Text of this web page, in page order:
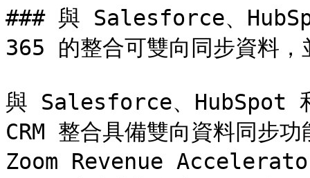
### 與 Salesforce、
365 的整合可雙向同步資料，
與 Salesforce、HubSpot
CRM 整合具備雙向資料同步
Zoom Revenue